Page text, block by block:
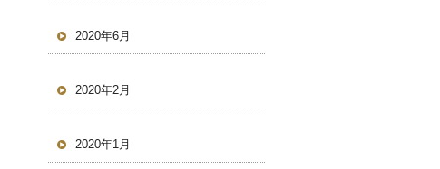
2020年6月
2020年2月
2020年1月